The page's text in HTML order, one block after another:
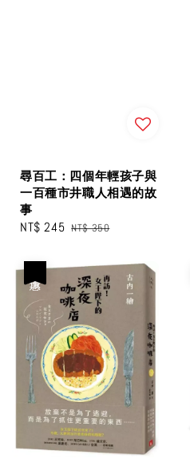
尋百工：四個年輕孩子與
一百種市井職人相遇的故
事
Sale
NT$ 245 Regular
NT$ 350